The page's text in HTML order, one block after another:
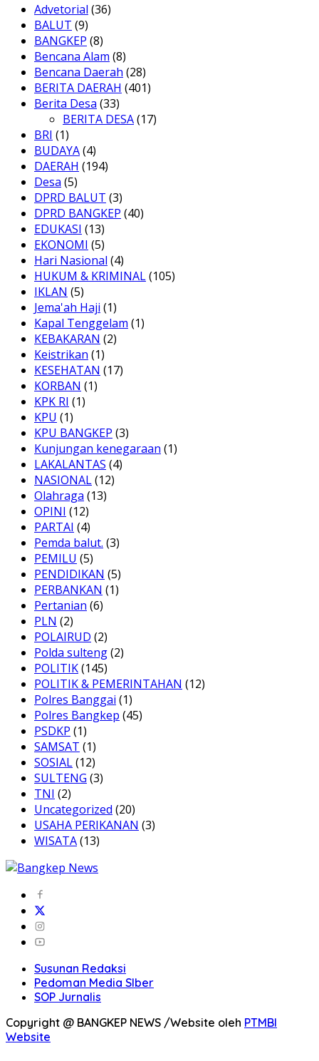
Advetorial (36)
BALUT (9)
BANGKEP (8)
Bencana Alam (8)
Bencana Daerah (28)
BERITA DAERAH (401)
Berita Desa (33)
BERITA DESA(17)
BRI (1)
BUDAYA(4)
DAERAH (194)
Desa (5)
DPRD BALUT (3)
DPRD BANGKEP (40)
EDUKASI (13)
EKONOMI (5)
Hari Nasional (4)
HUKUM & KRIMINAL(105)
IKLAN (5)
Jema'ah Haji (1)
Kapal Tenggelam (1)
KEBAKARAN (2)
Keistrikan (1)
KESEHATAN (17)
KORBAN (1)
KPK RI (1)
KPU (1)
KPU BANGKEP (3)
Kunjungan kenegaraan (1)
LAKALANTAS (4)
NASIONAL(12)
Olahraga (13)
OPINI (12)
PARTAI (4)
Pemda balut. (3)
PEMILU (5)
PENDIDIKAN (5)
PERBANKAN (1)
Pertanian (6)
PLN (2)
POLAIRUD (2)
Polda sulteng(2)
POLITIK(145)
POLITIK & PEMERINTAHAN (12)
Polres Banggai (1)
Polres Bangkep (45)
PSDKP (1)
SAMSAT (1)
SOSIAL(12)
SULTENG (3)
TNI (2)
Uncategorized (20)
USAHA PERIKANAN (3)
WISATA(13)
Susunan Redaksi
Pedoman Media SIber
SOP Jurnalis
Copyright @ BANGKEP NEWS /Website oleh PTMBI
Website